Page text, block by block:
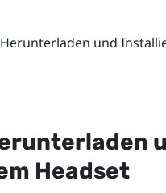
Herunterladen und
Headset